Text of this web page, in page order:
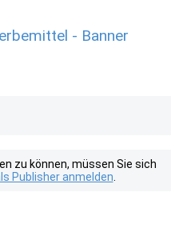
- Banner
zu können, müssen Sie sich
Publisher anmelden